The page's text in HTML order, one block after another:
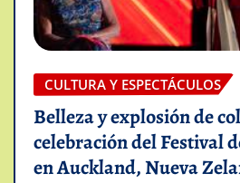
CULTURA Y ESPECTÁCULOS
Belleza y explosión de
celebración del Festival
en Auckland, Nueva